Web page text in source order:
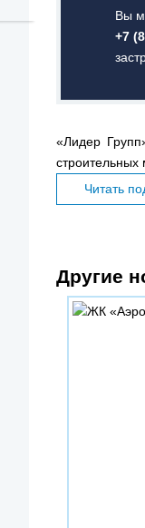
Вы
+7
«Лидер
строительных
Читать
Другие